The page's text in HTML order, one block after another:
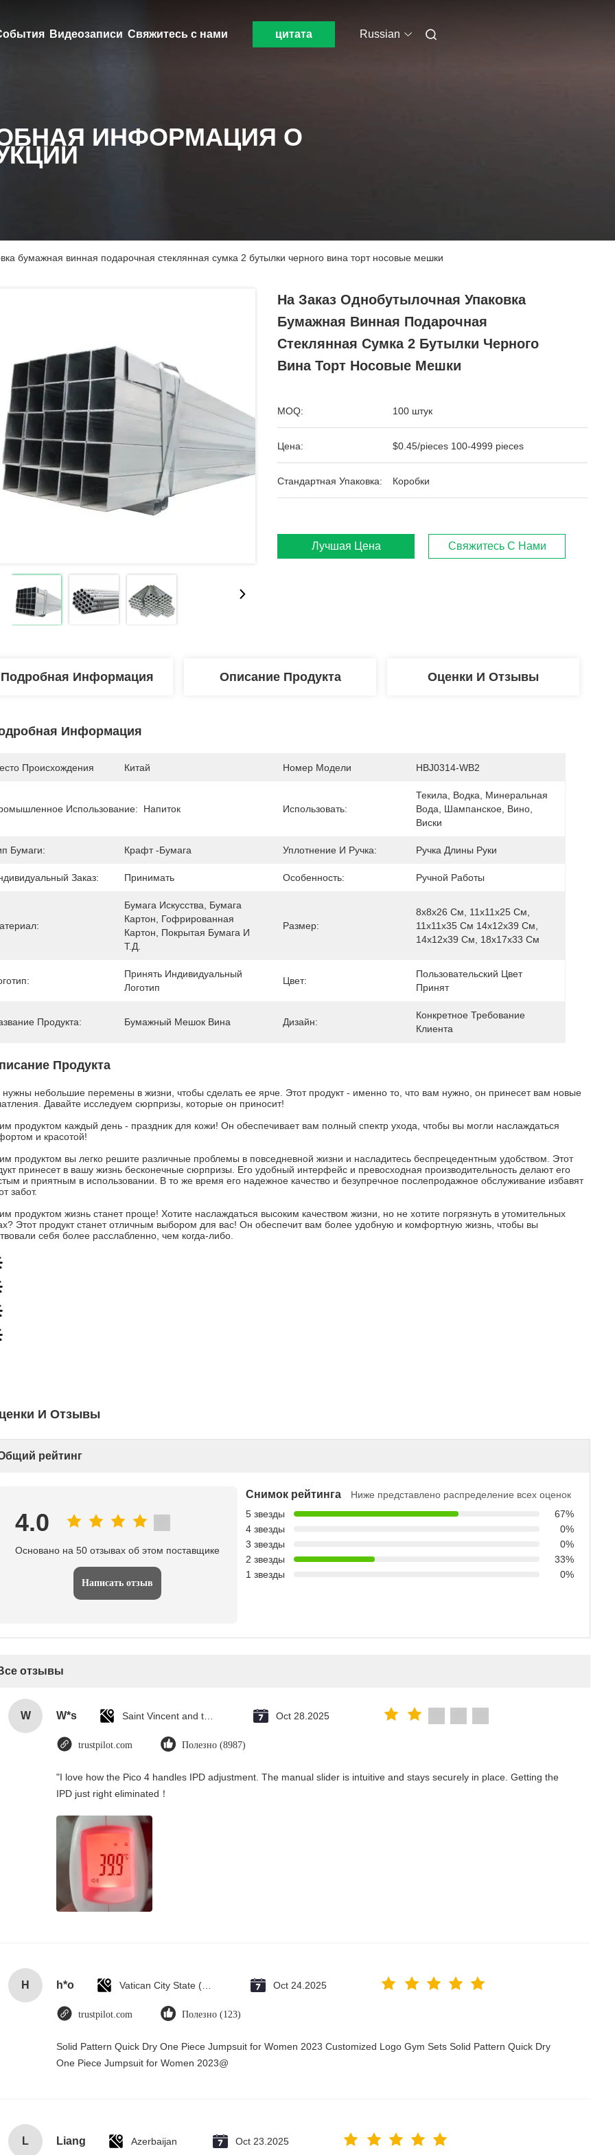
Видеозаписи Свяжитесь с нами цитата Russian
ИНФОРМАЦИЯ О
бумажная винная подарочная стеклянная сумка 2 бутылки черного вина торт носовые мешки
На Заказ Однобутылочная Упаковка
Бумажная Винная Подарочная
Стеклянная Сумка 2 Бутылки Черного
Вина Торт Носовые Мешки
MOQ: 100 штук
Цена: $0.45/pieces 100-4999 pieces
Стандартная Упаковка: Коробки
Лучшая Цена Свяжитесь С Нами
Подробная Информация Описание Продукта Оценки И Отзывы
Информация
Происхождения Китай Номер Модели HBJ0314-WB2
Использование: Напиток Использовать:
Текила, Водка, Минеральная
Вода, Шампанское, Вино,
Виски
Бумаги: Крафт -бумага Уплотнение И Ручка: Ручка Длины Руки
Заказ: Принимать Особенность: Ручной Работы
Бумага Искусства, Бумага
Картон, Гофрированная
Картон, Покрытая Бумага И
Т.д.
Размер:
8x8x26 См, 11x11x25 См,
11x11x35 См 14x12x39 См,
14x12x39 См, 18x17x33 См
Принять Индивидуальный
Логотип
Цвет:
Пользовательский Цвет
Принят
Продукта: Бумажный Мешок Вина Дизайн:
Конкретное Требование
Клиента
Продукта
небольшие перемены в жизни, чтобы сделать ее ярче. Этот продукт - именно то, что вам нужно, он принесет вам новые
Давайте исследуем сюрпризы, которые он приносит!
продуктом каждый день - праздник для кожи! Он обеспечивает вам полный спектр ухода, чтобы вы могли наслаждаться
и красотой!
продуктом вы легко решите различные проблемы в повседневной жизни и насладитесь беспрецедентным удобством. Этот
принесет в вашу жизнь бесконечные сюрпризы. Его удобный интерфейс и превосходная производительность делают его
и приятным в использовании. В то же время его надежное качество и безупречное послепродажное обслуживание избавят
забот.
продуктом жизнь станет проще! Хотите наслаждаться высоким качеством жизни, но не хотите погрязнуть в утомительных
Этот продукт станет отличным выбором для вас! Он обеспечит вам более удобную и комфортную жизнь, чтобы вы
себя более расслабленно, чем когда-либо.
И Отзывы
рейтинг
4.0
Основано на 50 отзывах об этом поставщике
Написать отзыв
Снимок рейтинга
Ниже представлено распределение всех оценок
5 звезды
67%
4 звезды
0%
3 звезды
0%
2 звезды
33%
1 звезды
0%
отзывы
W W*s Oct 28.2025
trustpilot.com Полезно (8987)
"I love how the Pico 4 handles IPD adjustment. The manual slider is intuitive and stays securely in place. Getting the
IPD just right eliminated！
H h*o Oct 24.2025
trustpilot.com Полезно (123)
Solid Pattern Quick Dry One Piece Jumpsuit for Women 2023 Customized Logo Gym Sets Solid Pattern Quick Dry
One Piece Jumpsuit for Women 2023@
L Liang Azerbaijan Oct 23.2025